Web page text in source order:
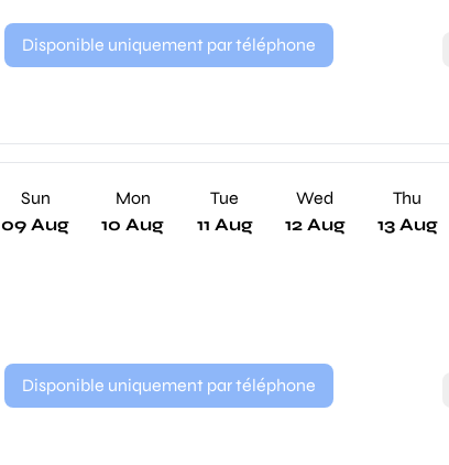
Disponible uniquement par téléphone
Sun
09 Aug
Mon
10 Aug
Tue
11 Aug
Wed
12 Aug
Thu
13 Aug
Disponible uniquement par téléphone